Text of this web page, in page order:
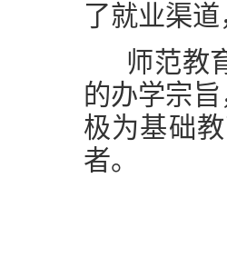
了就业渠
师范教
的办学宗
极为基础
者。